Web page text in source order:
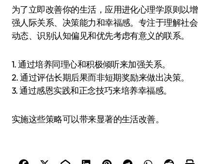
为了立即改善你的生活，应用进化心理学原则以增
强人际关系、决策能力和幸福感。专注于理解社会
动态、识别认知偏见和优先考虑有意义的联系。
1. 通过培养同理心和积极倾听来加强关系。
2. 通过评估长期后果而非短期奖励来做出决策。
3. 通过感恩实践和正念技巧来培养幸福感。
实施这些策略可以带来显著的生活改善。